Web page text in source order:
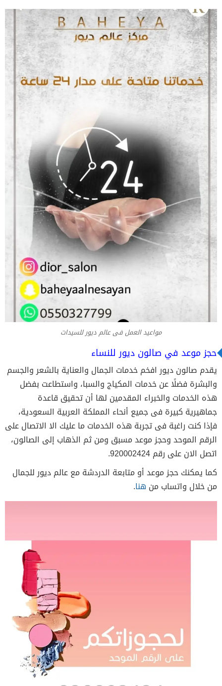
مواعيد العمل فى عالم ديور للسيدات
حجز موعد في صالون ديور للنساء
يقدم صالون ديور افخم خدمات الجمال والعناية بالشعر والجسم
والبشرة فضلًا عن خدمات المكياج والسبا، واستطاعت بفضل
هذه الخدمات والخبراء المقدمين لها أن تحقيق قاعدة
جماهيرية كبيرة فى جميع أنحاء المملكة العربية السعودية،
فإذا كنت راغبة فى تجربة هذه الخدمات ما عليك الا الاتصال على
الرقم الموحد وحجز موعد مسبق ومن ثم الذهاب إلى الصالون،
اتصل الان على رقم 920002424.
كما يمكنك حجز موعد أو متابعة الدردشة مع عالم ديور للجمال
من خلال واتساب من هنا.